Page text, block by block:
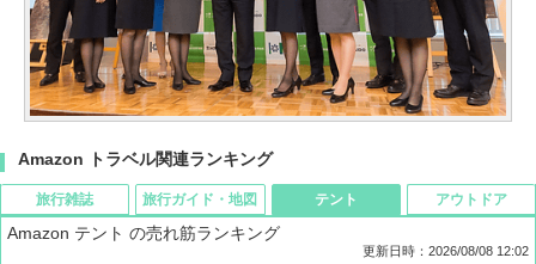
Amazon トラベル関連ランキング
旅行雑誌 旅行ガイド・地図 テント
Amazon テント の売れ筋ランキング
更新日時：2026/08/08 12:02
アウトドア